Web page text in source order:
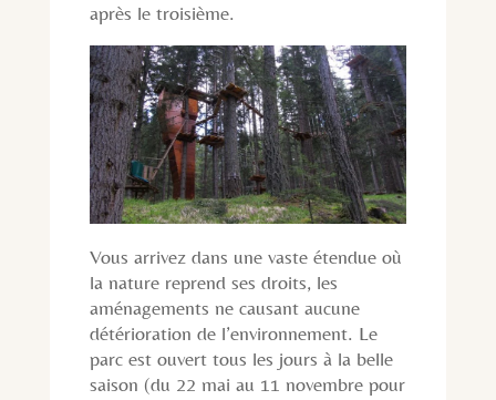
après le troisième.
Vous arrivez dans une vaste étendue où
la nature reprend ses droits, les
aménagements ne causant aucune
détérioration de l’environnement. Le
parc est ouvert tous les jours à la belle
saison (du 22 mai au 11 novembre pour